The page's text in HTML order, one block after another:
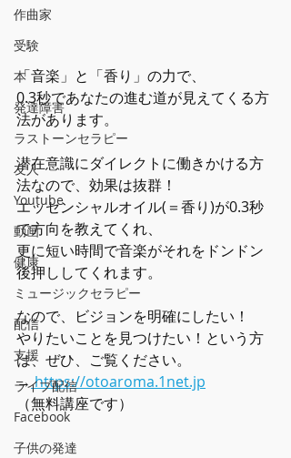
作曲家
受験
本
発達障害
ラストーンセラピー
友人
Youtube
動画
健康
ミュージックセラピー
配信
支援
ライブ配信
Facebook
子供の発達
「音楽」と「香り」の力で、
0.3秒であなたの進む道が見えてくる方
法があります。
潜在意識にダイレクトに働きかける方
法なので、効果は抜群！
エッセンシャルオイル(＝香り)が0.3秒
で方向を教えてくれ、
更に短い時間で音楽がそれをドンドン
後押ししてくれます。
なので、ビジョンを明確にしたい！
やりたいことを見つけたい！という方
は、ぜひ、ご覧ください。
→ https://otoaroma.1net.jp
（無料講座です）